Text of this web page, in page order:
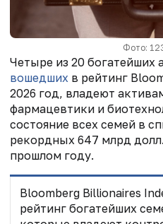
Фото:
Четыре из 20 богатейших
вошедших в рейтинг
2026 год, владеют
фармацевтики и
состояние всех семей в
рекордных 647 млрд
прошлом году.
Bloomberg Billionaires
рейтинг богатейших